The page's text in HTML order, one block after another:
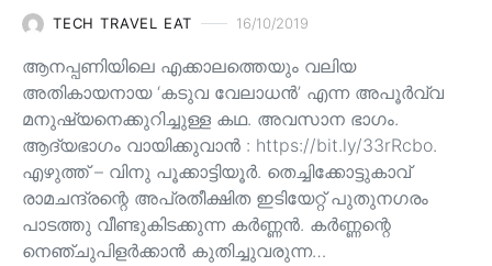
TECH TRAVEL EAT 16/10/2019
ആനപ്പണിയിലെ എക്കാലത്തെയും വലിയ
അതികായനായ ‘കടുവ വേലാധൻ’ എന്ന അപൂർവ്വ
മനുഷ്യനെക്കുറിച്ചുള്ള കഥ. അവസാന ഭാഗം.
ആദ്യഭാഗം വായിക്കുവാൻ : https://bit.ly/33rRcbo.
എഴുത്ത് – വിനു പൂക്കാട്ടിയൂർ. തെച്ചിക്കോട്ടുകാവ്
രാമചന്ദ്രന്റെ അപ്രതീക്ഷിത ഇടിയേറ്റ് പുതുനഗരം
പാടത്തു വീണ്ടുകിടക്കുന്ന കർണ്ണൻ. കർണ്ണന്റെ
നെഞ്ചുപിളർക്കാൻ കുതിച്ചുവരുന്ന…